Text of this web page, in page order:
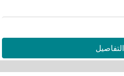
التفاصيل